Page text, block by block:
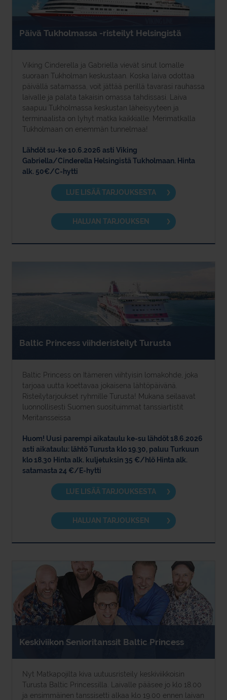
Päivä Tukholmassa -risteilyt Helsingistä
Viking Cinderella ja Gabriella vievät sinut lomalle
suoraan Tukholman keskustaan. Koska laiva odottaa
päivällä satamassa, voit jättää perillä tavarasi rauhassa
laivalle ja palata takaisin omassa tahdissasi. Laiva
saapuu Tukholmassa keskustan läheisyyteen ja
terminaalista on lyhyt matka kaikkialle. Merimatkalla
Tukholmaan on enemmän tunnelmaa!
Lähdöt su-ke 10.6.2026 asti Viking
Gabriella/Cinderella Helsingistä Tukholmaan. Hinta
alk. 50€/C-hytti
LUE LISÄÄ TARJOUKSESTA
HALUAN TARJOUKSEN
Baltic Princess viihderisteilyt Turusta
Baltic Princess on Itämeren viihtyisin lomakohde, joka
tarjoaa uutta koettavaa jokaisena lähtöpäivänä.
Risteilytarjoukset ryhmille Turusta! Mukana seilaavat
luonnollisesti Suomen suosituimmat tanssiartistit
Meritansseissa
Huom! Uusi parempi aikataulu ke-su lähdöt 18.6.2026
asti aikataulu: lähtö Turusta klo 19.30, paluu Turkuun
klo 18.30 Hinta alk. kuljetuksin 35 €/hlö Hinta alk.
satamasta 24 €/E-hytti
LUE LISÄÄ TARJOUKSESTA
HALUAN TARJOUKSEN
Keskiviikon Senioritanssit Baltic Princess
Nyt Matkapojilta kiva uutuusristeily keskiviikkoisin
Turusta Baltic Princessilla. Laivalle pääsee jo klo 18.00
ja ensimmäinen tanssisetti alkaa klo 19.00 ennen laivan